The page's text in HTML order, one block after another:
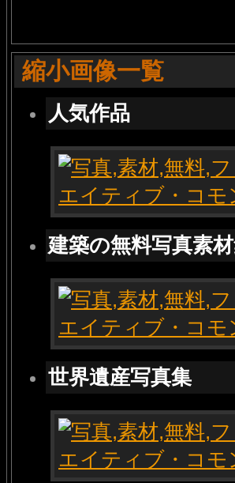
縮小画像一覧
人気作品
建築の無料写真素
世界遺産写真集